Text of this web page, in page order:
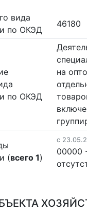
вида
по ОКЭД
46180
по ОКЭД
на
(всего 1)
c
00000